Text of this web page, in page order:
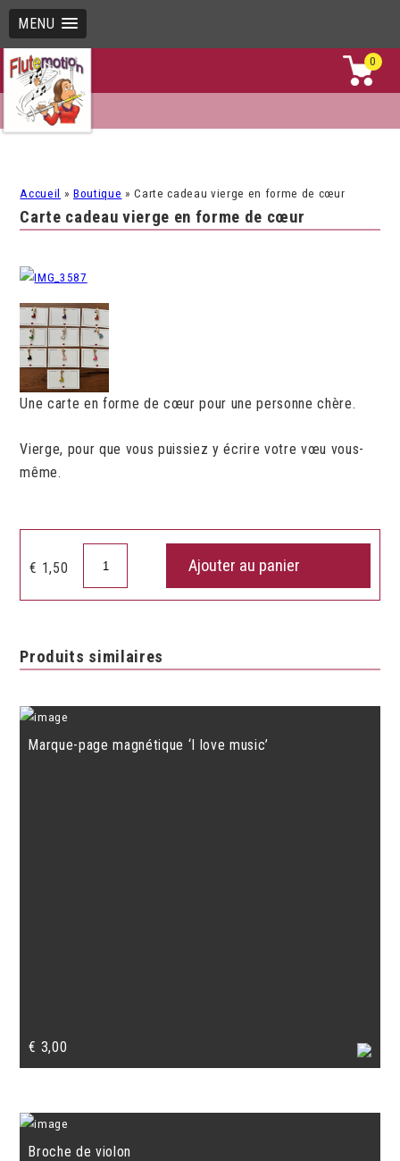
MENU
0
Accueil »Boutique »Carte cadeau vierge en forme de cœur
Carte cadeau vierge en forme de cœur
Une carte en forme de cœur pour une personne chère.
Vierge, pour que vous puissiez y écrire votre vœu vous-
même.
€ 1,50
Carte
vierge
en
cœur
Ajouter au panier
Produits similaires
Marque-page magnétique ‘I love music’
€ 3,00
Broche de violon